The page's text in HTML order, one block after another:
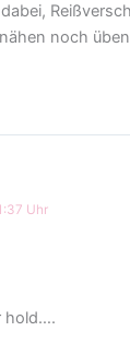
noch
Uhr
hold….